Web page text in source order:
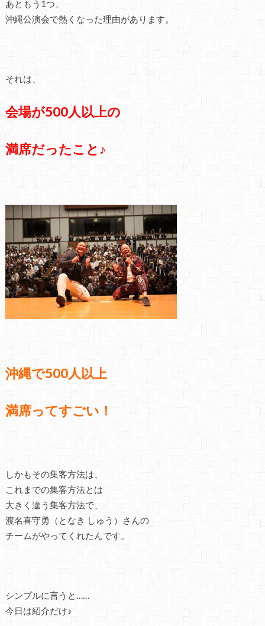
あともう1つ、
沖縄公演会で熱くなった理由があります。
それは、
会場が500人以上の
満席だったこと♪
沖縄で500人以上
満席ってすごい！
しかもその集客方法は、
これまでの集客方法とは
大きく違う集客方法で、
渡名喜守勇（となき しゅう）さんの
チームがやってくれたんです。
シンプルに言うと……
今日は紹介だけ♪